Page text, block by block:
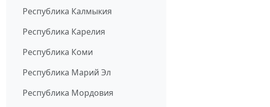
Республика Калмыкия
Республика Карелия
Республика Коми
Республика Марий Эл
Республика Мордовия